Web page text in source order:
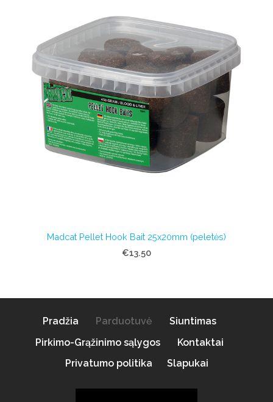
Madcat Pellet Hook Bait 25x20mm (peletės)
€13.50
Pradžia Parduotuvė
Siuntimas
Pirkimo-Grąžinimo sąlygos
Kontaktai
Privatumo politika
Slapukai